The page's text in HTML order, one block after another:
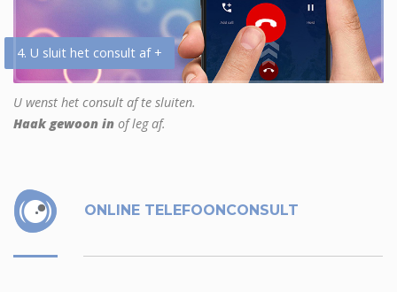
4. U sluit het consult af +
U wenst het consult af te sluiten.
Haak gewoon in of leg af.
ONLINE TELEFOONCONSULT